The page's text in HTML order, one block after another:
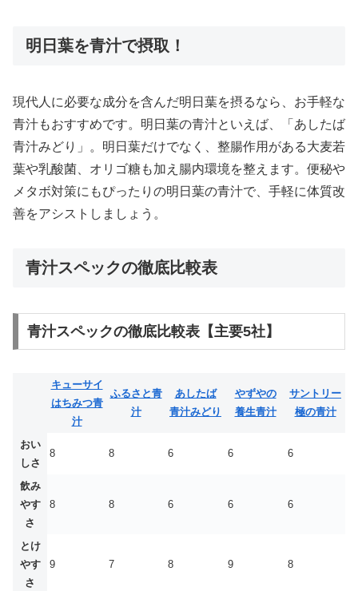
明日葉を青汁で摂取！
現代人に必要な成分を含んだ明日葉を摂るなら、お手軽な
青汁もおすすめです。明日葉の青汁といえば、「あしたば
青汁みどり」。明日葉だけでなく、整腸作用がある大麦若
葉や乳酸菌、オリゴ糖も加え腸内環境を整えます。便秘や
メタボ対策にもぴったりの明日葉の青汁で、手軽に体質改
善をアシストしましょう。
青汁スペックの徹底比較表
青汁スペックの徹底比較表【主要5社】
キューサイ
はちみつ青
汁
ふるさと青
汁
あしたば
青汁みどり
やずやの
養生青汁
サントリー
極の青汁
おい
しさ
8 8 6 6 6
飲み
やす
さ
8 8 6 6 6
とけ
やす
さ
9 7 8 9 8